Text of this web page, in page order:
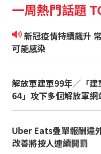
一周熱門話題
新冠疫情持續飆升 常見八大症狀 沒發燒也
可能感染
解放軍建軍99年／「
64」攻下多個解放軍網
Uber Eats疊單報酬違
改善將按人連續開罰